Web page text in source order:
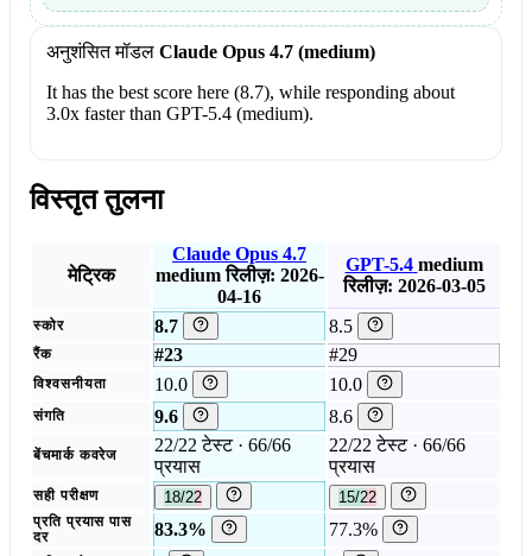
अनुशंसित मॉडल Claude Opus 4.7 (medium)
It has the best score here (8.7), while responding about
3.0x faster than GPT-5.4 (medium).
विस्तृत तुलना
मेट्रिक
Claude Opus 4.7
medium रिलीज़: 2026-
04-16
GPT-5.4 medium
रिलीज़: 2026-03-05
स्कोर 8.7 8.5
रैंक #23 #29
विश्वसनीयता 10.0 10.0
संगति 9.6 8.6
बेंचमार्क कवरेज
22/22 टेस्ट · 66/66
प्रयास
22/22 टेस्ट · 66/66
प्रयास
सही परीक्षण 18/22 15/22
प्रति प्रयास पास
दर
83.3% 77.3%